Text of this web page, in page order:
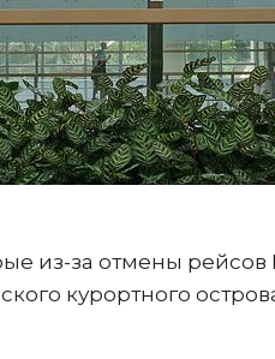
из-за отмены рейсов
курортного